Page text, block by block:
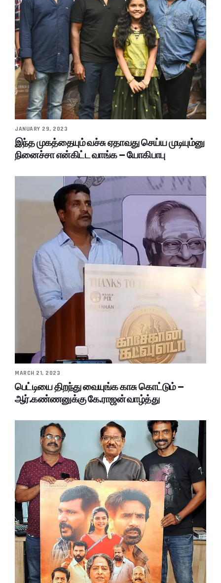
JANUARY 29, 2023
இந்த முகத்தையும் வச்சு ஏதாவது செய்ய முடியும்னு
நினைச்சா என்கிட்ட வாங்க – யோகிபாபு
MARCH 21, 2023
பெட்டியை திறந்து வையுங்க காசு கொட்டும் –
ஆர்.கண்ணனுக்கு கே.ராஜன் வாழ்த்து